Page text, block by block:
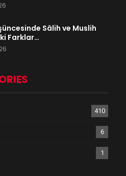
Sâlih ve Muslih
Farklar…
410
6
1